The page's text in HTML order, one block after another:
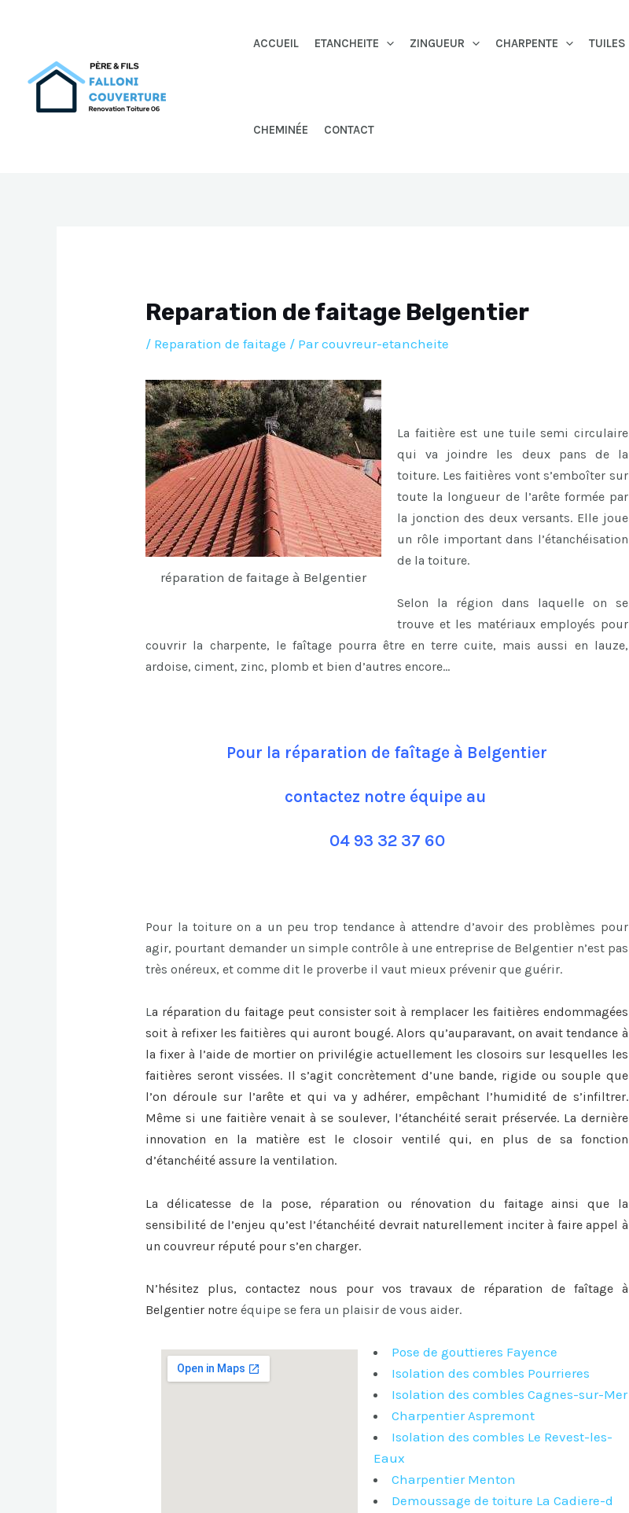
ACCUEIL ETANCHEITE ZINGUEUR CHARPENTE TUILES
CHEMINÉE CONTACT
Reparation de faitage Belgentier
/ Reparation de faitage / Parcouvreur-etancheite
réparation de faitage à Belgentier
La faitière est une tuile semi circulaire
qui va joindre les deux pans de la
toiture. Les faitières vont s’emboîter sur
toute la longueur de l’arête formée par
la jonction des deux versants. Elle joue
un rôle important dans l’étanchéisation
de la toiture.
Selon la région dans laquelle on se
trouve et les matériaux employés pour
couvrir la charpente, le faîtage pourra être en terre cuite, mais aussi en lauze,
ardoise, ciment, zinc, plomb et bien d’autres encore…
Pour la réparation de faîtage à Belgentier
contactez notre équipe au
04 93 32 37 60
Pour la toiture on a un peu trop tendance à attendre d’avoir des problèmes pour
agir, pourtant demander un simple contrôle à une entreprise de Belgentier n’est pas
très onéreux, et comme dit le proverbe il vaut mieux prévenir que guérir.
La réparation du faitage peut consister soit à remplacer les faitières endommagées
soit à refixer les faitières qui auront bougé. Alors qu’auparavant, on avait tendance à
la fixer à l’aide de mortier on privilégie actuellement les closoirs sur lesquelles les
faitières seront vissées. Il s’agit concrètement d’une bande, rigide ou souple que
l’on déroule sur l’arête et qui va y adhérer, empêchant l’humidité de s’infiltrer.
Même si une faitière venait à se soulever, l’étanchéité serait préservée. La dernière
innovation en la matière est le closoir ventilé qui, en plus de sa fonction
d’étanchéité assure la ventilation.
La délicatesse de la pose, réparation ou rénovation du faitageainsi que la
sensibilité de l’enjeu qu’est l’étanchéité devrait naturellement inciter à faire appel à
un couvreur réputé pour s’en charger.
N’hésitez plus, contactez nous pour vos travaux de réparation de faîtage à
Belgentier notre équipe se fera un plaisir de vous aider.
Pose de gouttieres Fayence
Isolation des combles Pourrieres
Isolation des combles Cagnes-sur-Mer
Charpentier Aspremont
Isolation des combles Le Revest-les-
Eaux
Charpentier Menton
Demoussage de toiture La Cadiere-d